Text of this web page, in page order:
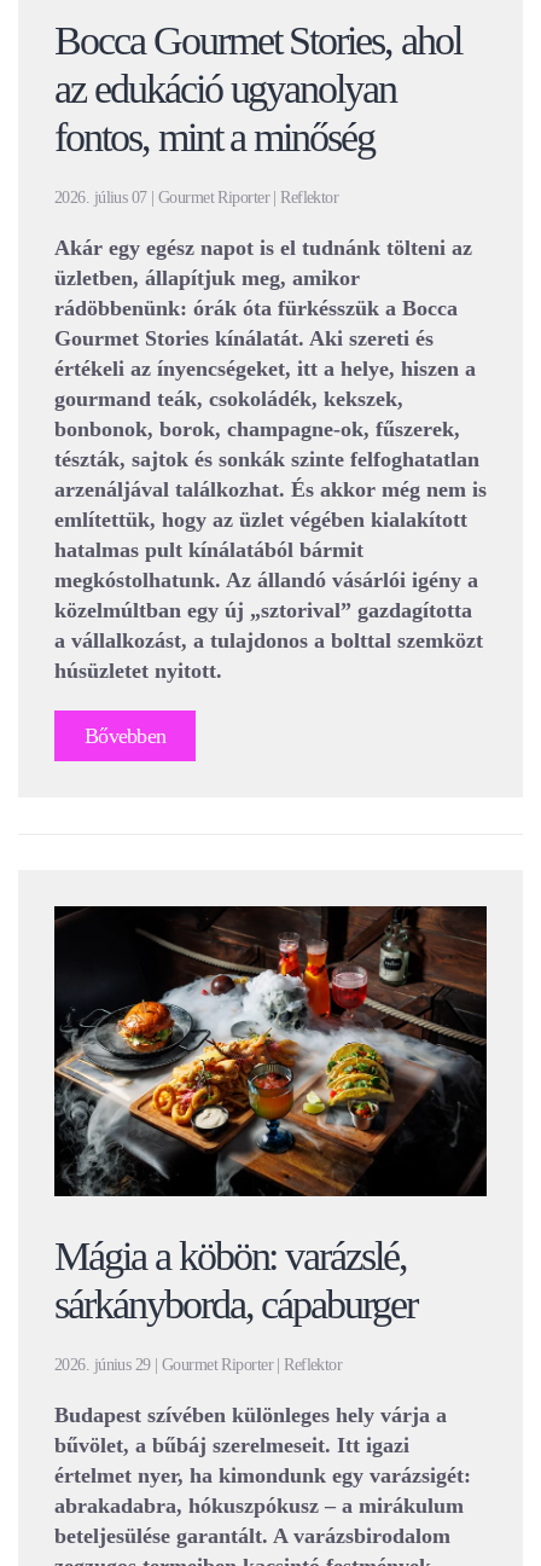
Bocca Gourmet Stories, ahol
az edukáció ugyanolyan
fontos, mint a minőség
2026. július 07 | Gourmet Riporter | Reflektor
Akár egy egész napot is el tudnánk tölteni az
üzletben, állapítjuk meg, amikor
rádöbbenünk: órák óta fürkésszük a Bocca
Gourmet Stories kínálatát. Aki szereti és
értékeli az ínyencségeket, itt a helye, hiszen a
gourmand teák, csokoládék, kekszek,
bonbonok, borok, champagne-ok, fűszerek,
tészták, sajtok és sonkák szinte felfoghatatlan
arzenáljával találkozhat. És akkor még nem is
említettük, hogy az üzlet végében kialakított
hatalmas pult kínálatából bármit
megkóstolhatunk. Az állandó vásárlói igény a
közelmúltban egy új „sztorival” gazdagította
a vállalkozást, a tulajdonos a bolttal szemközt
húsüzletet nyitott.
Bővebben
Mágia a köbön: varázslé,
sárkányborda, cápaburger
2026. június 29 | Gourmet Riporter | Reflektor
Budapest szívében különleges hely várja a
bűvölet, a bűbáj szerelmeseit. Itt igazi
értelmet nyer, ha kimondunk egy varázsigét:
abrakadabra, hókuszpókusz – a mirákulum
beteljesülése garantált. A varázsbirodalom